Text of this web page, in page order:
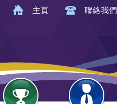
主頁 聯絡我們